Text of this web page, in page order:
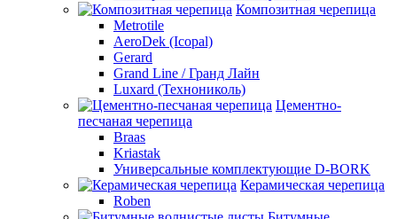
Композитная черепица
Metrotile
AeroDek (Icopal)
Gerard
Grand Line / Гранд Лайн
Luxard (Технониколь)
Цементно-
песчаная черепица
Braas
Kriastak
Универсальные комплектующие D-BORK
Керамическая черепица
Roben